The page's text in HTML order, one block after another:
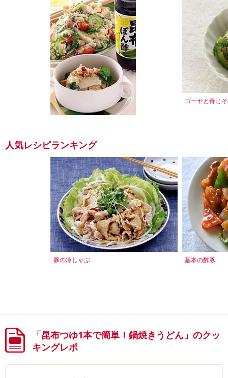
ゴーヤと青じ
人気レシピランキング
豚の冷しゃぶ 基本の酢豚
「昆布つゆ1本で簡単！鍋焼きうどん」のクッ
キングレポ